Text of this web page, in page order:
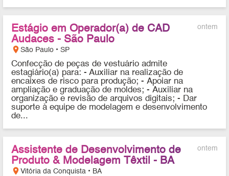
ontem
Estágio em Operador(a) de CAD
Audaces - São Paulo
location_onSão Paulo • SP
Confecção de peças de vestuário admite
estagiário(a) para: - Auxiliar na realização de
encaixes de risco para produção; - Apoiar na
ampliação e graduação de moldes; - Auxiliar na
organização e revisão de arquivos digitais; - Dar
suporte à equipe de modelagem e desenvolvimento
de...
ontem
Assistente de Desenvolvimento de
Produto & Modelagem Têxtil - BA
location_onVitória da Conquista • BA